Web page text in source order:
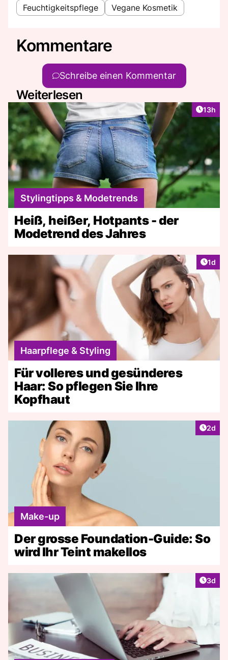
Feuchtigkeitspflege Vegane Kosmetik
Kommentare
Schreibe einen Kommentar
Weiterlesen
Artikel
13h
Stylingtipps & Modetrends
Heiß, heißer, Hotpants - der
Modetrend des Jahres
1d
Haarpflege & Styling
Für volleres und gesünderes
Haar: So pflegen Sie Ihre
Kopfhaut
2d
Make-up
Der grosse Foundation-Guide: So
wird Ihr Teint makellos
3d